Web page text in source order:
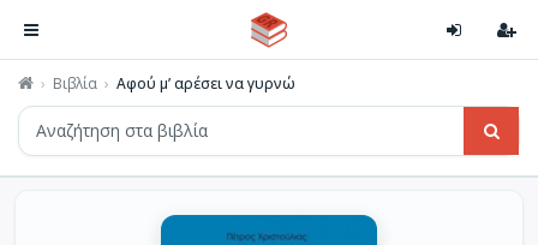
Βιβλία Αφού μ’ αρέσει να γυρνώ